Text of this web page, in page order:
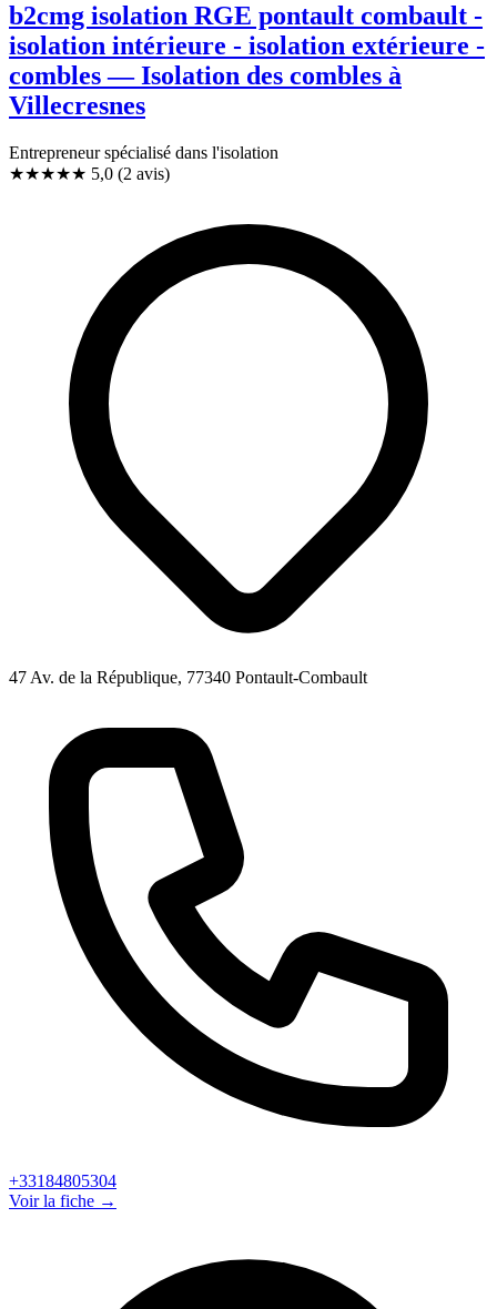
b2cmg isolation RGE pontault combault -
isolation intérieure - isolation extérieure -
combles — Isolation des combles à
Villecresnes
Entrepreneur spécialisé dans l'isolation
★★★★★ 5,0 (2 avis)
47 Av. de la République, 77340 Pontault-Combault
+33184805304
Voir la fiche →